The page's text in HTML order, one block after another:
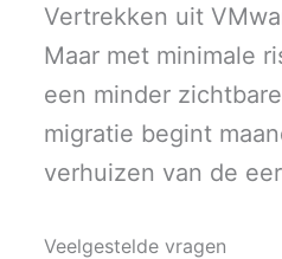
Vertrekken uit
Maar met minimale
een minder
migratie begint
verhuizen van de
Veelgestelde vragen